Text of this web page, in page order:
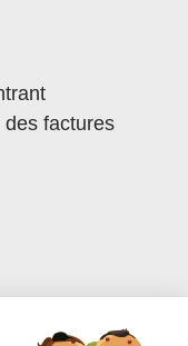
factures